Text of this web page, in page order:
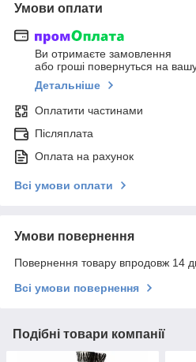
Умови оплати
Ви отримаєте замовлення
або гроші повернуться на
Детальніше
Оплатити частинами
Післяплата
Оплата на рахунок
Всі умови оплати
Умови повернення
Повернення товару впродовж 14
Всі умови повернення
Подібні товари компанії